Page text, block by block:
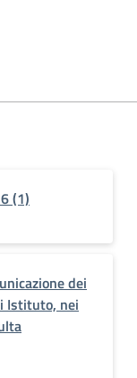
(1)
dei
Istituto, nei